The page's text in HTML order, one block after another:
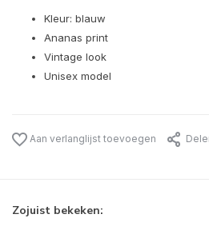
Kleur: blauw
Ananas print
Vintage look
Unisex model
Aan verlanglijst toevoegen
Zojuist bekeken: